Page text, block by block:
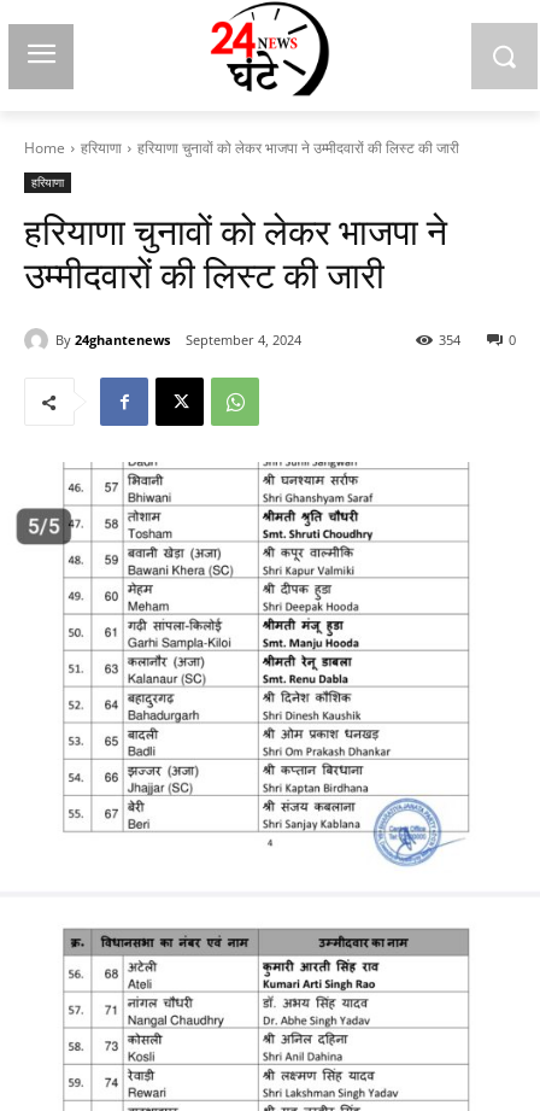
Home हरियाणा हरियाणा चुनावों को लेकर भाजपा ने उम्मीदवारों की लिस्ट की जारी
हरियाणा
हरियाणा चुनावों को लेकर भाजपा ने
उम्मीदवारों की लिस्ट की जारी
By 24ghantenews September 4, 2024 0
354